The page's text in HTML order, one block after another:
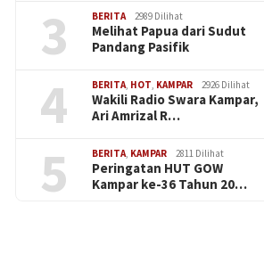
3 BERITA 2989 Dilihat
Melihat Papua dari Sudut
Pandang Pasifik
4 BERITA, HOT, KAMPAR 2926 Dilihat
Wakili Radio Swara Kampar,
Ari Amrizal R…
5 BERITA, KAMPAR 2811 Dilihat
Peringatan HUT GOW
Kampar ke-36 Tahun 20…